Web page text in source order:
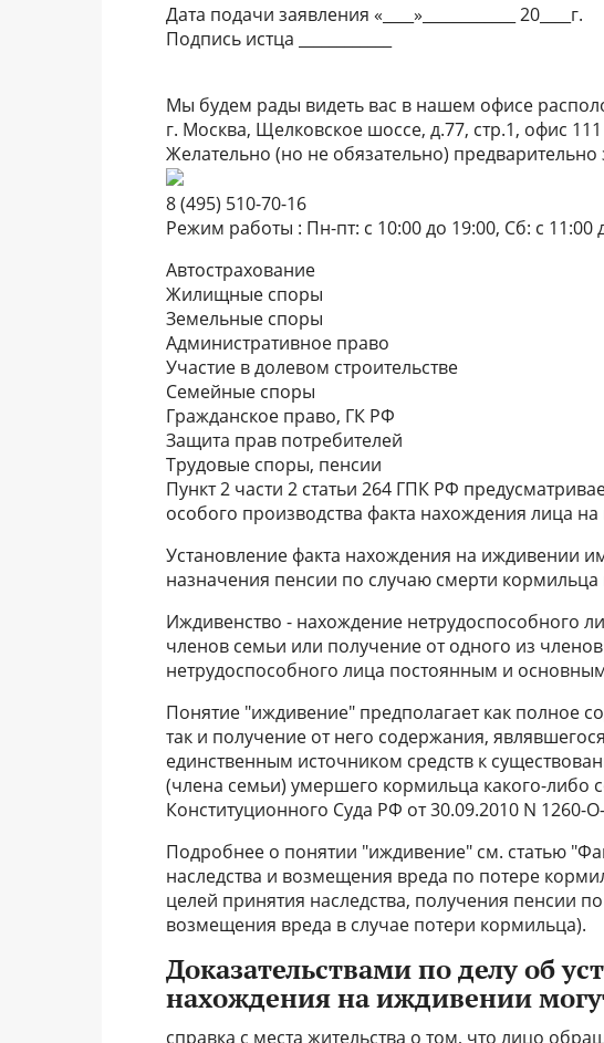
Дата подачи заявления «____»____________ 20____г.
Подпись истца ____________
Мы будем рады видеть вас в нашем офисе
г. Москва, Щелковское шоссе, д.77, стр.1, офис 111
Желательно (но не обязательно)
8 (495) 510-70-16
Режим работы : Пн-пт: с 10:00 до 19:00, Сб: с 11:00
Автострахование
Жилищные споры
Земельные споры
Административное право
Участие в долевом строительстве
Семейные споры
Гражданское право, ГК РФ
Защита прав потребителей
Трудовые споры, пенсии
Пункт 2 части 2 статьи 264 ГПК РФ
особого производства факта нахождения лица
Установление факта нахождения на иждивении
назначения пенсии по случаю смерти
Иждивенство - нахождение нетрудоспособного
членов семьи или получение от одного из
нетрудоспособного лица постоянным и
Понятие "иждивение" предполагает как полное
так и получение от него содержания,
единственным источником средств к
(члена семьи) умершего кормильца какого-либо
Конституционного Суда РФ от 30.09.2010 N 1260-
Подробнее о понятии "иждивение" см. статью
наследства и возмещения вреда по потере
целей принятия наследства, получения пенсии
возмещения вреда в случае потери кормильца).
Доказательствами по делу об
нахождения на иждивении
справка с места жительства о том, что лицо